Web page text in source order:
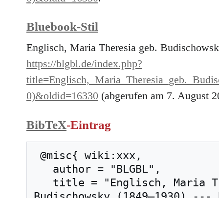
Bluebook-Stil
Englisch, Maria Theresia geb.
https://blgbl.de/index.php?
0)&oldid=16330 (abgerufen am 7. August
BibTeX-Eintrag